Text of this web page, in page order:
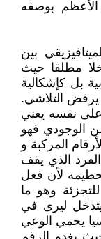
الأعظم بوصفه
بين
مطلقا حيث
بل كإشكالية
يرفض التلاشي.
على نفسه يعني
الوجودي فهو
المركبة و
الفرد الذي يقف
لأن فعل
وهو ما
يتدخل ليرى في
يحمي الوعي